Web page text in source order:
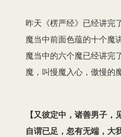
昨天《楞严经》已经讲
魔当中前面色蕴的十个魔
魔当中的六个魔已经讲完
魔，叫慢魔入心，傲慢的
【又彼定中，诸善男子，
自谓已足，忽有无端，大